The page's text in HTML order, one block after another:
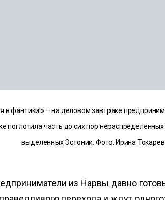
в фантики!» – на деловом завтраке
поглотила часть до сих пор
выделенных Эстонии. Фото: Ирина
из Нарвы давно